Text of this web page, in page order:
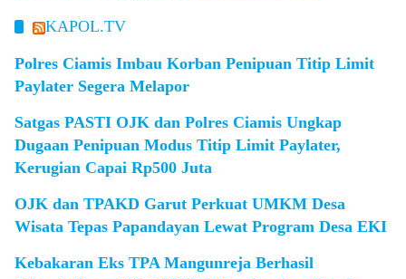
KAPOL.TV
Polres Ciamis Imbau Korban Penipuan Titip Limit
Paylater Segera Melapor
Satgas PASTI OJK dan Polres Ciamis Ungkap
Dugaan Penipuan Modus Titip Limit Paylater,
Kerugian Capai Rp500 Juta
OJK dan TPAKD Garut Perkuat UMKM Desa
Wisata Tepas Papandayan Lewat Program Desa EKI
Kebakaran Eks TPA Mangunreja Berhasil